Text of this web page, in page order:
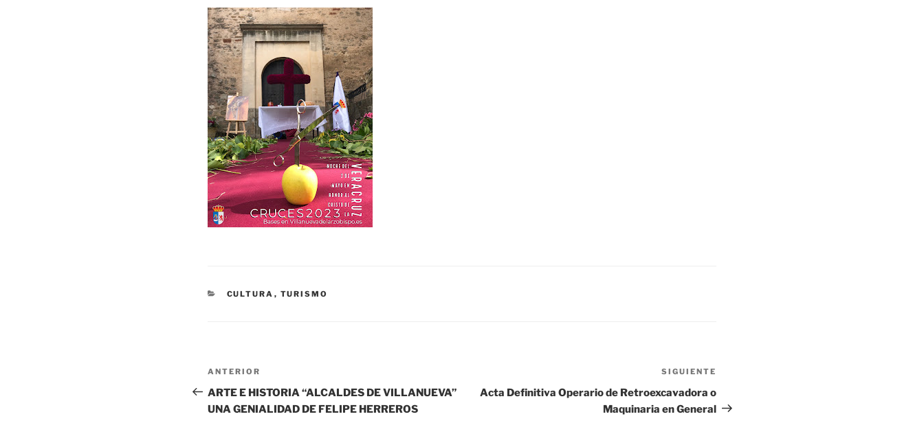
CATEGORÍAS
CULTURA , TURISMO
Navegación
de
entradas
Entrada
anterior:
ANTERIOR
ARTE E HISTORIA “ALCALDES DE VILLANUEVA”
UNA GENIALIDAD DE FELIPE HERREROS
entrada
SIGUIENTE
Acta Definitiva Operario de Retroexcavadora o
Maquinaria en General